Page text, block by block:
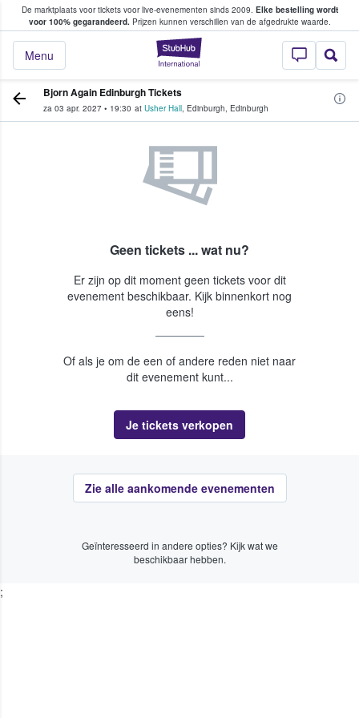
De marktplaats voor tickets voor live-evenementen sinds 2009. Elke bestelling wordt
voor 100% gegarandeerd.Prijzen kunnen verschillen van de afgedrukte waarde.
StubHub: waar
Menu
tickets kopen en verkopen
Bjorn Again Edinburgh Tickets
za 03 apr. 2027 • 19:30 at Usher Hall, Edinburgh, Edinburgh
Geen tickets ... wat nu?
Er zijn op dit moment geen tickets voor dit
evenement beschikbaar. Kijk binnenkort nog
eens!
Of als je om de een of andere reden niet naar
dit evenement kunt...
Je tickets verkopen
Zie alle aankomende evenementen
Geïnteresseerd in andere opties? Kijk wat we
beschikbaar hebben.
;